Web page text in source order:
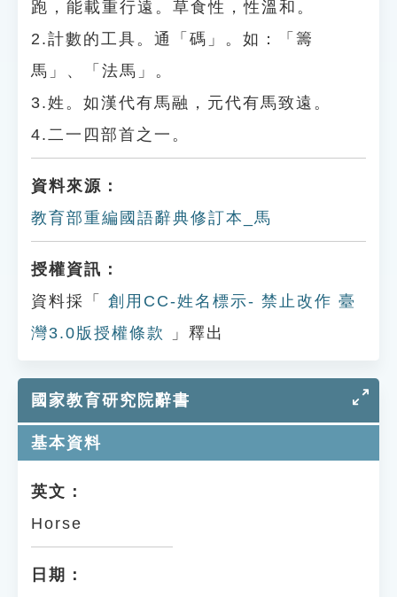
跑，能載重行遠。草食性，性溫和。
2.計數的工具。通「碼」。如：「籌
馬」、「法馬」。
3.姓。如漢代有馬融，元代有馬致遠。
4.二一四部首之一。
資料來源：
教育部重編國語辭典修訂本_馬
授權資訊：
資料採「
創用CC-姓名標示- 禁止改作 臺
灣3.0版授權條款
」釋出
國家教育研究院辭書
基本資料
英文：
Horse
日期：